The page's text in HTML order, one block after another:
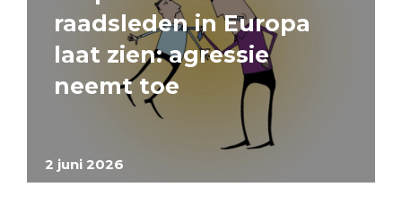
2 juni 2026
raadsleden in Europa
laat zien: agressie
neemt toe